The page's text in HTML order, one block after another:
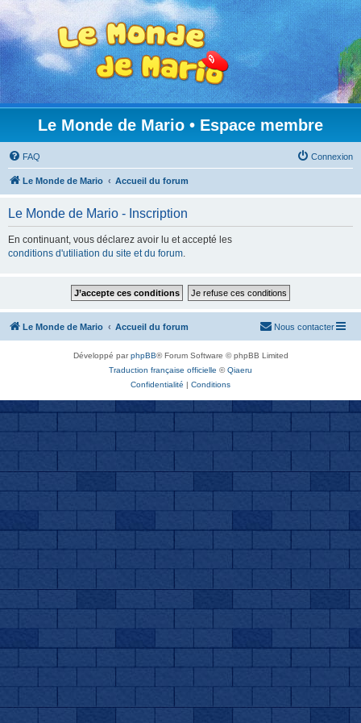
Le Monde de Mario • Espace membre
FAQ Connexion
Le Monde de Mario Accueil du forum
Le Monde de Mario - Inscription
En continuant, vous déclarez avoir lu et accepté les
conditions d'utiliation du site et du forum.
Le Monde de Mario Accueil du forum Nous contacter
Développé parphpBB® Forum Software © phpBB Limited
Traduction française officielle ©Qiaeru
Confidentialité | Conditions